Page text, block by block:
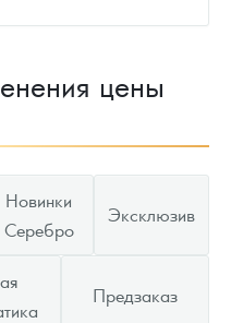
цены
Новинки
Серебро
Эксклюзив
Предзаказ